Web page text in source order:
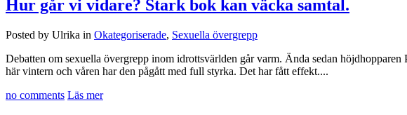
Hur går vi vidare? Stark bok kan väcka samtal.
Posted by Ulrika in Okategoriserade, Sexuella övergrepp
Debatten om sexuella övergrepp inom idrottsvärlden går varm. Ända sedan
här vintern och våren har den pågått med full styrka. Det har fått effekt....
no comments Läs mer